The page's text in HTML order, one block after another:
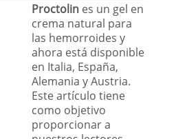
Proctolin es un gel en
crema natural para
las hemorroides y
ahora está disponible
en Italia, España,
Alemania y Austria.
Este artículo tiene
como objetivo
proporcionar a